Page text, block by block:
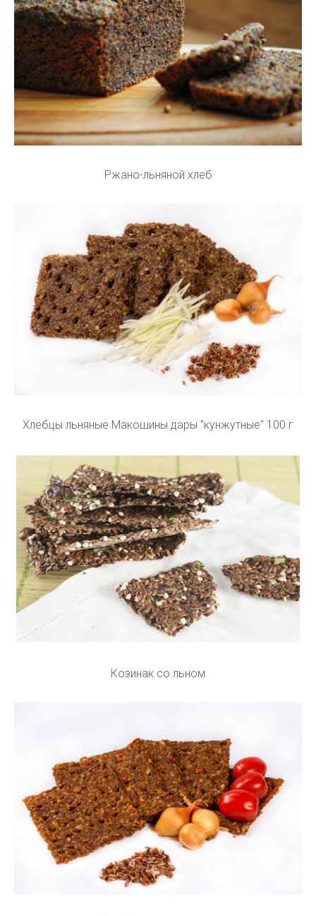
Ржано-льняной хлеб
Хлебцы льняные Макошины дары "кунжутные" 100 г
Козинак со льном